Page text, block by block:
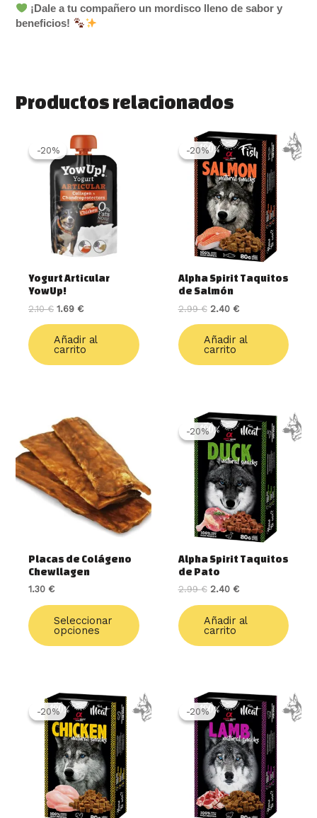
¡Dale a tu compañero un mordisco lleno de sabor y
beneficios!
Productos relacionados
-20%
-20%
Yogurt Articular
YowUp!
2.10€
precio
original
era:
2.10 €.
1.69 €
El
precio
actual
es:
1.69 €.
Añadir al
carrito
-20%
-20%
Alpha Spirit Taquitos
de Salmón
2.99€
El
precio
original
era:
2.99 €.
2.40 €
El
precio
actual
es:
2.40 €.
Añadir al
carrito
Placas de Colágeno
Chewllagen
1.30 €
Seleccionar
opciones
producto
Las
opciones
se
producto
-20%
-20%
Alpha Spirit Taquitos
de Pato
2.99€
El
precio
original
era:
2.99 €.
2.40 €
El
precio
actual
es:
2.40 €.
Añadir al
carrito
-20%
-20%
El
precio
original
era:
2.99 €.
El
precio
actual
es:
2.40 €.
-20%
-20%
El
precio
original
era:
2.99 €.
El
precio
actual
es:
2.40 €.